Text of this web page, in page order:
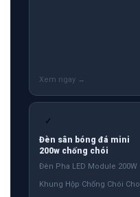
✓
Đèn sân bóng đá mini
200w chống chói
Đèn Pha LED Module 200W
Khung Hộp Chống Chói Cho